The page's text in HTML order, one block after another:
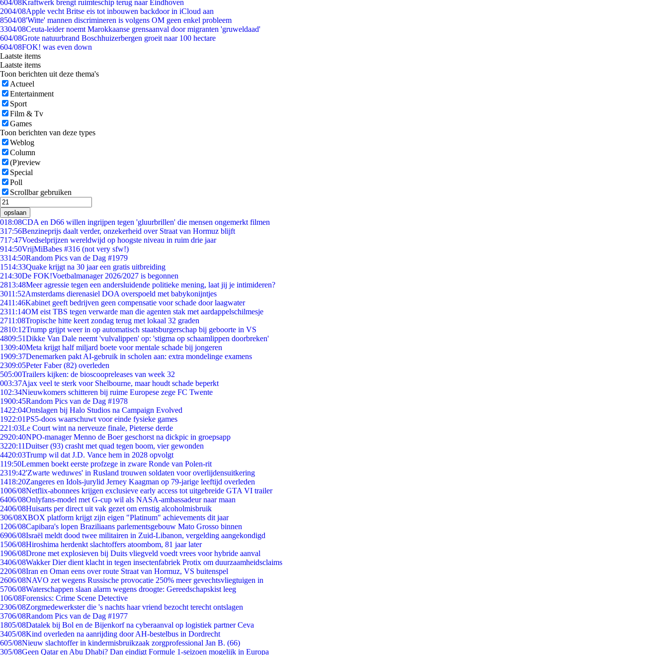
604/08Kraftwerk brengt ruimteschip terug naar Eindhoven
2004/08Apple vecht Britse eis tot inbouwen backdoor in iCloud aan
8504/08'Witte' mannen discrimineren is volgens OM geen enkel probleem
3304/08Ceuta-leider noemt Marokkaanse grensaanval door migranten 'gruweldaad'
604/08Grote natuurbrand Boschhuizerbergen groeit naar 100 hectare
604/08FOK! was even down
Laatste items
Laatste items
Toon berichten uit deze thema's
Actueel
Entertainment
Sport
Film & Tv
Games
Toon berichten van deze types
Weblog
Column
(P)review
Special
Poll
Scrollbar gebruiken
opslaan
018:08CDA en D66 willen ingrijpen tegen 'gluurbrillen' die mensen ongemerkt filmen
317:56Benzineprijs daalt verder, onzekerheid over Straat van Hormuz blijft
717:47Voedselprijzen wereldwijd op hoogste niveau in ruim drie jaar
914:50VrijMiBabes #316 (not very sfw!)
3314:50Random Pics van de Dag #1979
1514:33Quake krijgt na 30 jaar een gratis uitbreiding
214:30De FOK!Voetbalmanager 2026/2027 is begonnen
2813:48Meer agressie tegen een andersluidende politieke mening, laat jij je intimideren?
3011:52Amsterdams dierenasiel DOA overspoeld met babykonijntjes
2411:46Kabinet geeft bedrijven geen compensatie voor schade door laagwater
2311:14OM eist TBS tegen verwarde man die agenten stak met aardappelschilmesje
2711:08Tropische hitte keert zondag terug met lokaal 32 graden
2810:12Trump grijpt weer in op automatisch staatsburgerschap bij geboorte in VS
4809:51Dikke Van Dale neemt 'vulvalippen' op: 'stigma op schaamlippen doorbreken'
1309:40Meta krijgt half miljard boete voor mentale schade bij jongeren
1909:37Denemarken pakt AI-gebruik in scholen aan: extra mondelinge examens
2309:05Peter Faber (82) overleden
505:00Trailers kijken: de bioscoopreleases van week 32
003:37Ajax veel te sterk voor Shelbourne, maar houdt schade beperkt
102:34Nieuwkomers schitteren bij ruime Europese zege FC Twente
1900:45Random Pics van de Dag #1978
1422:04Ontslagen bij Halo Studios na Campaign Evolved
1922:01PS5-doos waarschuwt voor einde fysieke games
221:03Le Court wint na nerveuze finale, Pieterse derde
2920:40NPO-manager Menno de Boer geschorst na dickpic in groepsapp
3220:11Duitser (93) crasht met quad tegen boom, vier gewonden
4420:03Trump wil dat J.D. Vance hem in 2028 opvolgt
119:50Lemmen boekt eerste profzege in zware Ronde van Polen-rit
2319:42'Zwarte weduwes' in Rusland trouwen soldaten voor overlijdensuitkering
1418:20Zangeres en Idols-jurylid Jerney Kaagman op 79-jarige leeftijd overleden
1006/08Netflix-abonnees krijgen exclusieve early access tot uitgebreide GTA VI trailer
6406/08Onlyfans-model met G-cup wil als NASA-ambassadeur naar maan
2406/08Huisarts per direct uit vak gezet om ernstig alcoholmisbruik
306/08XBOX platform krijgt zijn eigen "Platinum" achievements dit jaar
1206/08Capibara's lopen Braziliaans parlementsgebouw Mato Grosso binnen
6906/08Israël meldt dood twee militairen in Zuid-Libanon, vergelding aangekondigd
1506/08Hiroshima herdenkt slachtoffers atoombom, 81 jaar later
1906/08Drone met explosieven bij Duits vliegveld voedt vrees voor hybride aanval
3406/08Wakker Dier dient klacht in tegen insectenfabriek Protix om duurzaamheidsclaims
2206/08Iran en Oman eens over route Straat van Hormuz, VS buitenspel
2606/08NAVO zet wegens Russische provocatie 250% meer gevechtsvliegtuigen in
5706/08Waterschappen slaan alarm wegens droogte: Gereedschapskist leeg
106/08Forensics: Crime Scene Detective
2306/08Zorgmedewerkster die 's nachts haar vriend bezocht terecht ontslagen
3706/08Random Pics van de Dag #1977
1805/08Datalek bij Bol en de Bijenkorf na cyberaanval op logistiek partner Ceva
3405/08Kind overleden na aanrijding door AH-bestelbus in Dordrecht
605/08Nieuw slachtoffer in kindermisbruikzaak zorgprofessional Jan B. (66)
305/08Geen Qatar en Abu Dhabi? Dan eindigt Formule 1-seizoen mogelijk in Europa